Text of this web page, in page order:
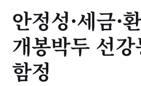
안정성·세금·
개봉박두 선강
함정